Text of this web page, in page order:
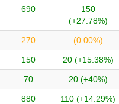
690
150
(+27.78%)
270 (0.00%)
150 20 (+15.38%)
70 20 (+40%)
880 110 (+14.29%)